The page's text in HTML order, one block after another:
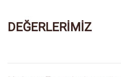
DEĞERLERİMİZ